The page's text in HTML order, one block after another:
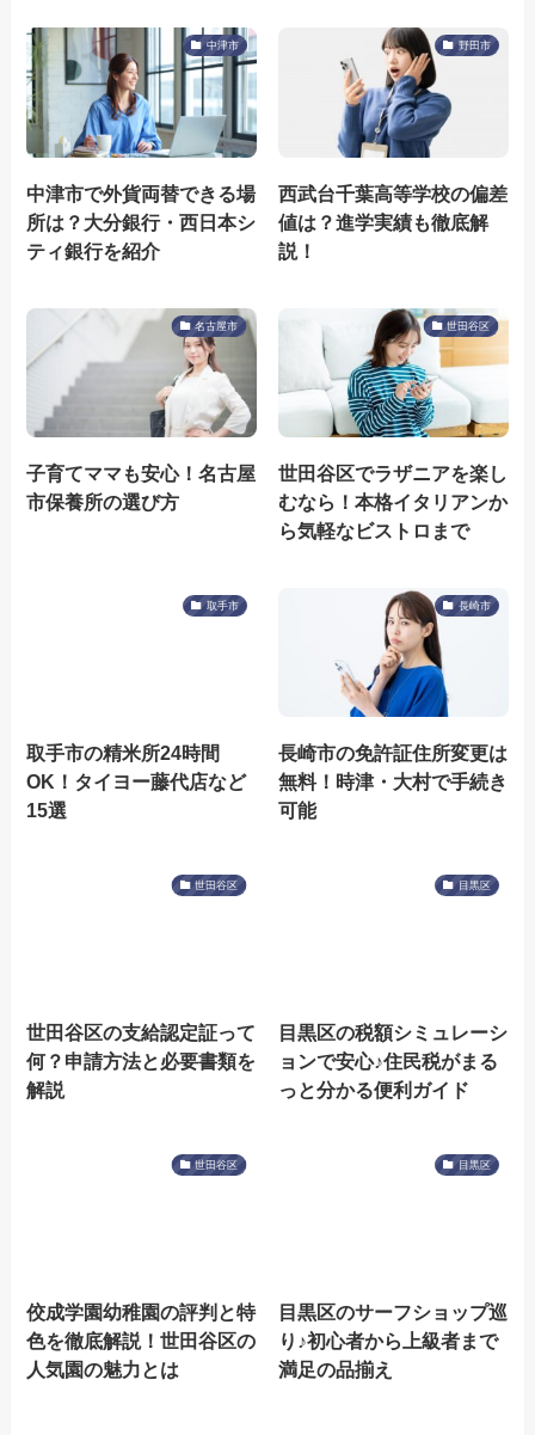
中津市
中津市で外貨両替できる場
所は？大分銀行・西日本シ
ティ銀行を紹介
野田市
西武台千葉高等学校の偏差
値は？進学実績も徹底解
説！
名古屋市
子育てママも安心！名古屋
市保養所の選び方
世田谷区
世田谷区でラザニアを楽し
むなら！本格イタリアンか
ら気軽なビストロまで
取手市
取手市の精米所24時間
OK！タイヨー藤代店など
15選
長崎市
長崎市の免許証住所変更は
無料！時津・大村で手続き
可能
世田谷区
世田谷区の支給認定証って
何？申請方法と必要書類を
解説
目黒区
目黒区の税額シミュレーシ
ョンで安心♪住民税がまる
っと分かる便利ガイド
世田谷区
佼成学園幼稚園の評判と特
色を徹底解説！世田谷区の
人気園の魅力とは
目黒区
目黒区のサーフショップ巡
り♪初心者から上級者まで
満足の品揃え